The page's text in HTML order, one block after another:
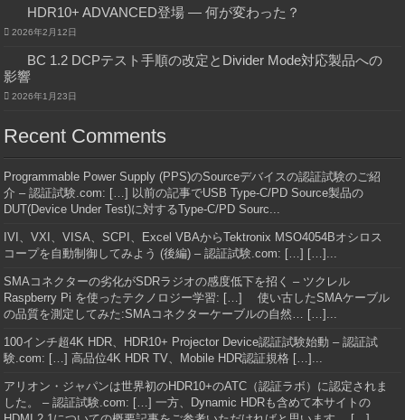
HDR10+ ADVANCED登場 ― 何が変わった？
2026年2月12日
BC 1.2 DCPテスト手順の改定とDivider Mode対応製品への
影響
2026年1月23日
Recent Comments
Programmable Power Supply (PPS)のSourceデバイスの認証試験のご紹
介 – 認証試験.com: […] 以前の記事でUSB Type-C/PD Source製品の
DUT(Device Under Test)に対するType-C/PD Sourc...
IVI、VXI、VISA、SCPI、Excel VBAからTektronix MSO4054Bオシロス
コープを自動制御してみよう (後編) – 認証試験.com: […] […]...
SMAコネクターの劣化がSDRラジオの感度低下を招く – ツクレル
Raspberry Pi を使ったテクノロジー学習: […] 使い古したSMAケーブル
の品質を測定してみた:SMAコネクターケーブルの自然… […]...
100インチ超4K HDR、HDR10+ Projector Device認証試験始動 – 認証試
験.com: […] 高品位4K HDR TV、Mobile HDR認証規格 […]...
アリオン・ジャパンは世界初のHDR10+のATC（認証ラボ）に認定されま
した。 – 認証試験.com: […] 一方、Dynamic HDRも含めて本サイトの